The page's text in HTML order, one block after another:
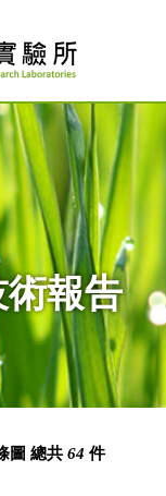
報告
圖 總共 64 件